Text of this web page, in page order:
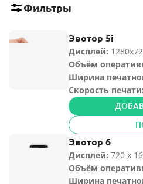
Фильтры
Эвотор 5i
Дисплей:
Объём
Ширина
Скорость печати:
Эвотор 6
Дисплей: 720 x
Объём
Ширина